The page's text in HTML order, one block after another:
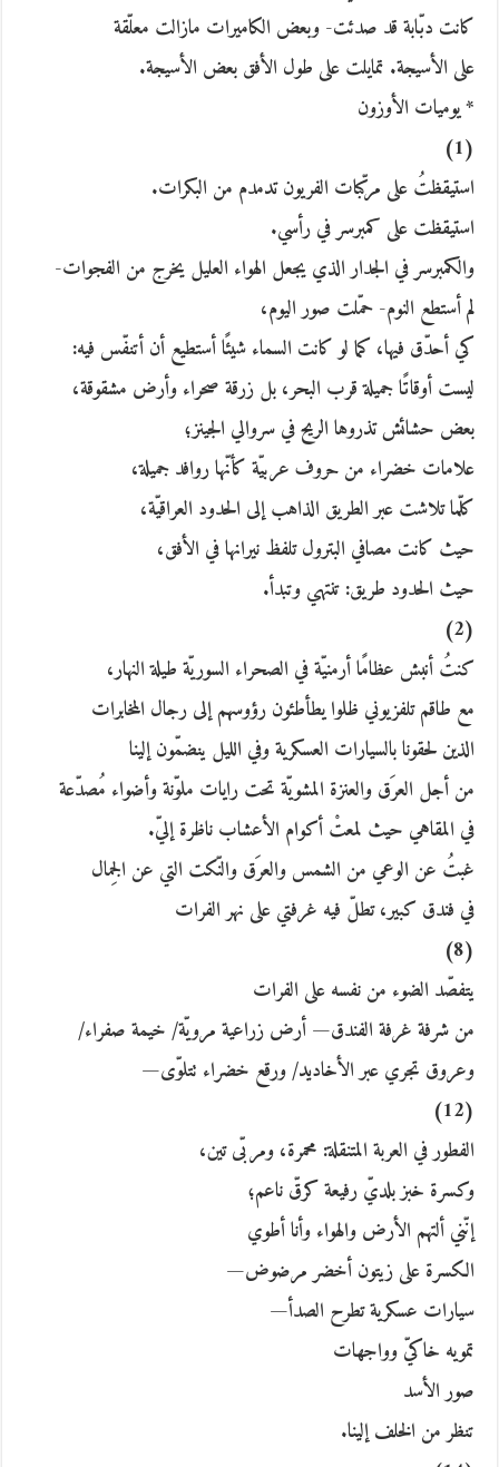
كانت دبّابة قد صدئت- وبعض الكاميرات مازالت معلّقة
على الأسيجة. تمايلت على طول الأفق بعض الأسيجة.
* يوميات الأوزون
(1)
استيقظتُ على مركّبات الفريون تدمدم من البكرات.
استيقظت على كمبرسر في رأسي.
والكمبرسر في الجدار الذي يجعل الهواء العليل يخرج من الفجوات-
لم أستطع النوم- حمّلت صور اليوم،
كي أحدّق فيها، كما لو كانت السماء شيئًا أستطيع أن أتنفّس فيه:
ليست أوقاتًا جميلة قرب البحر، بل زرقة صحراء وأرض مشقوقة،
بعض حشائش تذروها الريح في سروالي الجينز؛
علامات خضراء من حروف عربيّة كأنّها روافد جميلة،
كلّما تلاشت عبر الطريق الذاهب إلى الحدود العراقيّة،
حيث كانت مصافي البترول تلفظ نيرانها في الأفق،
حيث الحدود طريق: تنتهي وتبدأ.
(2)
كنتُ أنبش عظامًا أرمنيّة في الصحراء السوريّة طيلة النهار،
مع طاقم تلفزيوني ظلوا يطأطئون رؤوسهم إلى رجال المخابرات
الذين لحقونا بالسيارات العسكرية وفي الليل ينضمّون إلينا
من أجل العرَق والعنزة المشويّة تحت رايات ملوّنة وأضواء مُصدّعة
في المقاهي حيث لمعتْ أكوام الأعشاب ناظرة إليّ.
غبتُ عن الوعي من الشمس والعرَق والنّكت التي عن الجِمال
في فندق كبير، تطلّ فيه غرفتي على نهر الفرات
(8)
يتفصّد الضوء من نفسه على الفرات
من شرفة غرفة الفندق— أرض زراعية مرويّة/ خيمة صفراء/
وعروق تجري عبر الأخاديد/ ورقع خضراء تتلوّى—
(12)
الفطور في العربة المتنقلة: محمرة، ومربّى تين،
وكسرة خبز بلديّ رفيعة كرقّ ناعم؛
إنّني ألتهم الأرض والهواء وأنا أطوي
الكسرة على زيتون أخضر مرضوض—
سيارات عسكرية تطرح الصدأ—
تمويه خاكيّ وواجهات
صور الأسد
تنظر من الخلف إلينا.